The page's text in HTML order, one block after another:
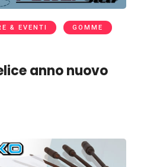
& EVENTI GOMME
anno nuovo